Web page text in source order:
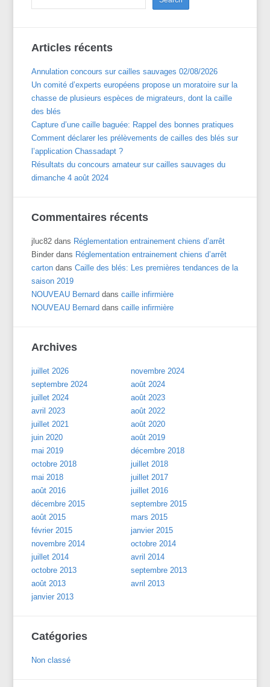
Articles récents
Annulation concours sur cailles sauvages 02/08/2026
Un comité d’experts européens propose un moratoire sur la
chasse de plusieurs espèces de migrateurs, dont la caille
des blés
Capture d’une caille baguée: Rappel des bonnes pratiques
Comment déclarer les prélèvements de cailles des blés sur
l’application Chassadapt ?
Résultats du concours amateur sur cailles sauvages du
dimanche 4 août 2024
Commentaires récents
jluc82 dans Réglementation entrainement chiens d’arrêt
Binder dans Réglementation entrainement chiens d’arrêt
carton dansCaille des blés: Les premières tendances de la
saison 2019
NOUVEAU Bernard danscaille infirmière
NOUVEAU Bernard danscaille infirmière
Archives
juillet 2026
novembre 2024
septembre 2024
août 2024
juillet 2024
août 2023
avril 2023
août 2022
juillet 2021
août 2020
juin 2020
août 2019
mai 2019
décembre 2018
octobre 2018
juillet 2018
mai 2018
juillet 2017
août 2016
juillet 2016
décembre 2015
septembre 2015
août 2015
mars 2015
février 2015
janvier 2015
novembre 2014
octobre 2014
juillet 2014
avril 2014
octobre 2013
septembre 2013
août 2013
avril 2013
janvier 2013
Catégories
Non classé